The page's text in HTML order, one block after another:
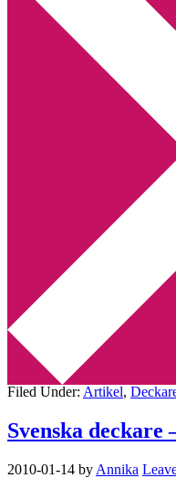
Hem
Boktolva
Författarfemman
Kontakt
Webbshop Amazon
Utskriftscentralen
Min tv-blogg
You are here:Home
Sydsvenskans
2010-07-18 Annika
I andra delen av
Filed Under: Artikel,
Svenska deckare
2010-01-14 by Annika